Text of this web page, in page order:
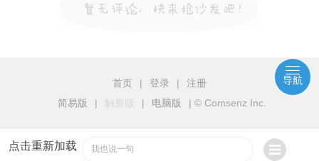
点击重新加载 我也说一句
首页 | 登录 |
注册
简易版
| 触屏版 | 电脑版 | © Comsenz Inc.
导航